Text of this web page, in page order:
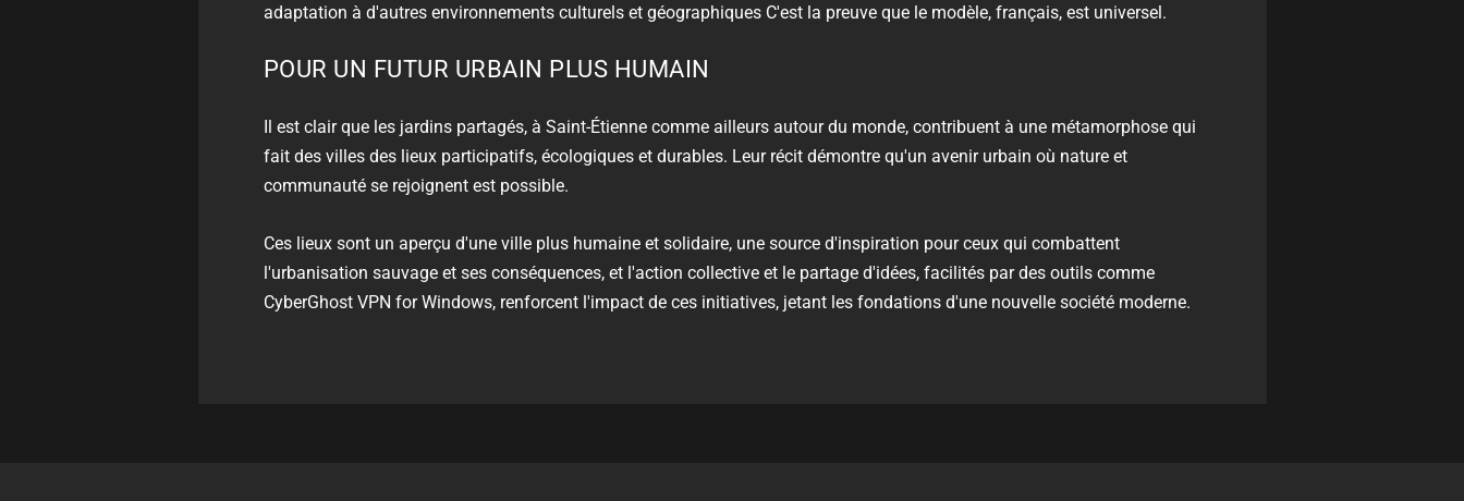
adaptation à d'autres environnements culturels et géographiques C'est la preuve que le modèle, français, est universel.
POUR UN FUTUR URBAIN PLUS HUMAIN
Il est clair que les jardins partagés, à Saint-Étiennecomme ailleurs autour du monde, contribuent à une métamorphose qui
fait des villes des lieux participatifs, écologiques et durables. Leur récit démontre qu'un avenir urbain où nature et
communauté se rejoignent est possible.
Ces lieux sont un aperçu d'une ville plus humaine et solidaire, une source d'inspiration pour ceux qui combattent
l'urbanisation sauvage et ses conséquences, et l'action collective et le partage d'idées, facilités par des outils comme
CyberGhost VPN for Windows, renforcent l'impact de ces initiatives, jetant les fondations d'une nouvelle société moderne.